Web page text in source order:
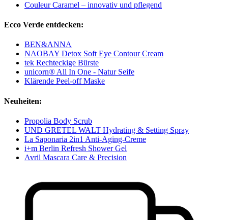
Couleur Caramel – innovativ und pflegend
Ecco Verde entdecken:
BEN&ANNA
NAOBAY Detox Soft Eye Contour Cream
tek Rechteckige Bürste
unicorn® All In One - Natur Seife
Klärende Peel-off Maske
Neuheiten:
Propolia Body Scrub
UND GRETEL WALT Hydrating & Setting Spray
La Saponaria 2in1 Anti-Aging-Creme
i+m Berlin Refresh Shower Gel
Avril Mascara Care & Precision